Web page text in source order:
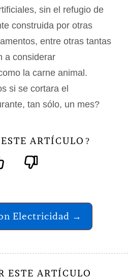
sin el refugio de
construida por otras
entre otras tantas
a considerar
la carne animal.
si se cortara el
tan sólo, un mes?
ARTÍCULO ?
Electricidad →
ESTE ARTÍCULO